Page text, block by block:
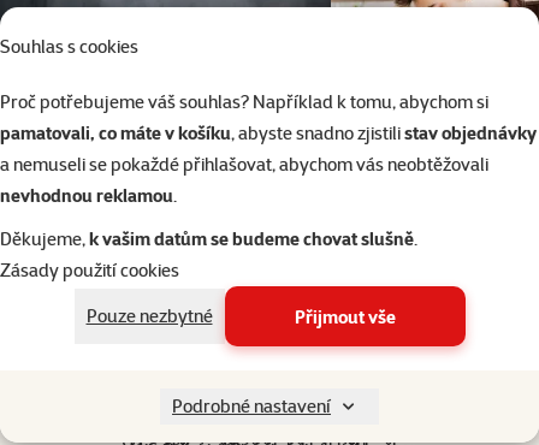
Souhlas s cookies
Proč potřebujeme váš souhlas? Například k tomu, abychom si
pamatovali, co máte v košíku, abyste snadno zjistilistav objednávky
a nemuseli se pokaždé přihlašovat, abychom vás neobtěžovali
nevhodnou reklamou.
Děkujeme,k vašim datům se budeme chovat slušně.
Zásady použití cookies
Pouze nezbytné
Přijmout vše
Podrobné nastavení